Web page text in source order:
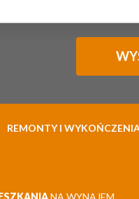
REMONTY I
NA WYNAJEM